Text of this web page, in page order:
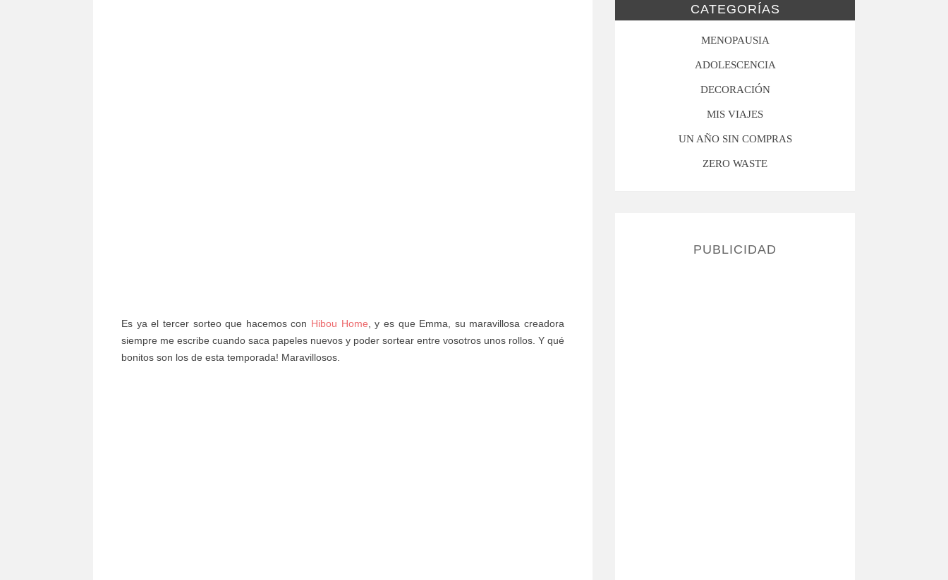
Es ya el tercer sorteo que hacemos con Hibou Home, y es que Emma, su maravillosa creadora
siempre me escribe cuando saca papeles nuevos y poder sortear entre vosotros unos rollos. Y qué
bonitos son los de esta temporada! Maravillosos.
CATEGORÍAS
MENOPAUSIA
ADOLESCENCIA
DECORACIÓN
MIS VIAJES
UN AÑO SIN COMPRAS
ZERO WASTE
PUBLICIDAD